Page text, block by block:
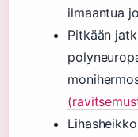
ilmaantua
Pitkään